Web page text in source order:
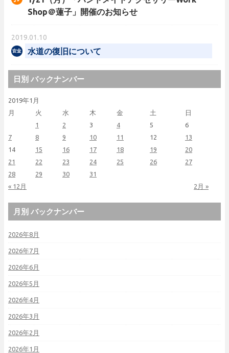
Shop＠蓮子」開催のお知らせ
2019.01.10
水道の復旧について
日別 バックナンバー
2019年1月
月
火 水 木 金 土 日
« 12月 2月 »
1 2 3 4 5
6
7
8 9 10 11 12
13
14
15 16 17 18 19
20
21
22 23 24 25 26
27
28
29 30 31
月別 バックナンバー
2026年8月
2026年7月
2026年6月
2026年5月
2026年4月
2026年3月
2026年2月
2026年1月